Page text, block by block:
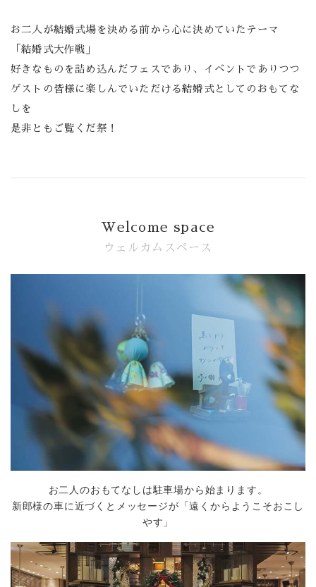
Food
Movie
レポート
After Story
Party
フロアガイド
紹介キャンペーン
成約者サイト
お二人が結婚式場を決める前から心に決めていたテーマ
「結婚式大作戦」
好きなものを詰め込んだフェスであり、イベントでありつつ
ゲストの皆様に楽しんでいただける結婚式としてのおもてな
しを
是非ともご覧くだ祭！
Welcome space
ウェルカムスペース
お二人のおもてなしは駐車場から始まります。
新郎様の車に近づくとメッセージが「遠くからようこそおこし
やす」